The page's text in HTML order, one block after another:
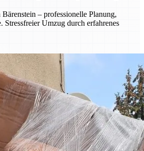
– professionelle Planung,
Stressfreier Umzug durch erfahrenes